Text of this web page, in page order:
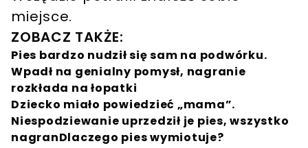
miejsce.
ZOBACZ TAKŻE:
Pies bardzo nudził się sam na podwórku.
Wpadł na genialny pomysł, nagranie
rozkłada na łopatki
Dziecko miało powiedzieć „mama”.
Niespodziewanie uprzedził je pies, wszystko
nagranDlaczego pies wymiotuje?